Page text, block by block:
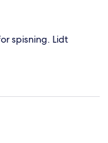
spisning. Lidt